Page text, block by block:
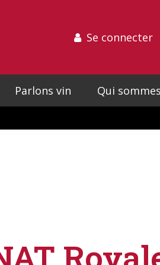
Se connecter
Parlons vin
Qui